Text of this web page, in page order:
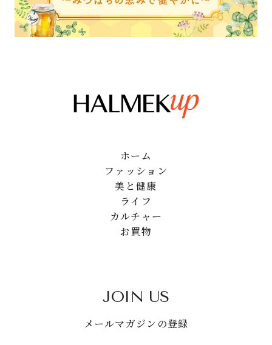
ホーム
ファッション
美と健康
ライフ
カルチャー
お買物
JOIN US
メールマガジンの登録